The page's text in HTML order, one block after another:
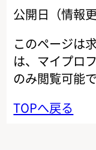
公開日（情報
このページは
は、マイプロ
のみ閲覧可能で
TOPへ戻る